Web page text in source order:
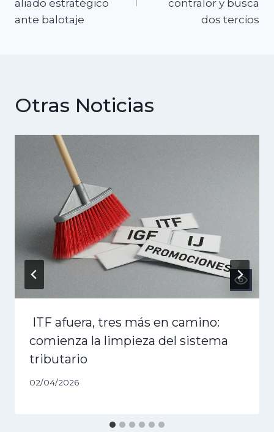
entradas
aliado estratégico
ante balotaje
contralor y busca
dos tercios
Otras Noticias
ITF afuera, tres más en camino:
comienza la limpieza del sistema
tributario
02/04/2026